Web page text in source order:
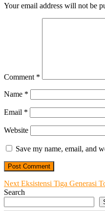
Your email address will not be
Comment *
Name *
Email *
Website
Save my name, email, and
Post
navigation
Next Next
post:
Eksistensi Tiga Generasi
Search